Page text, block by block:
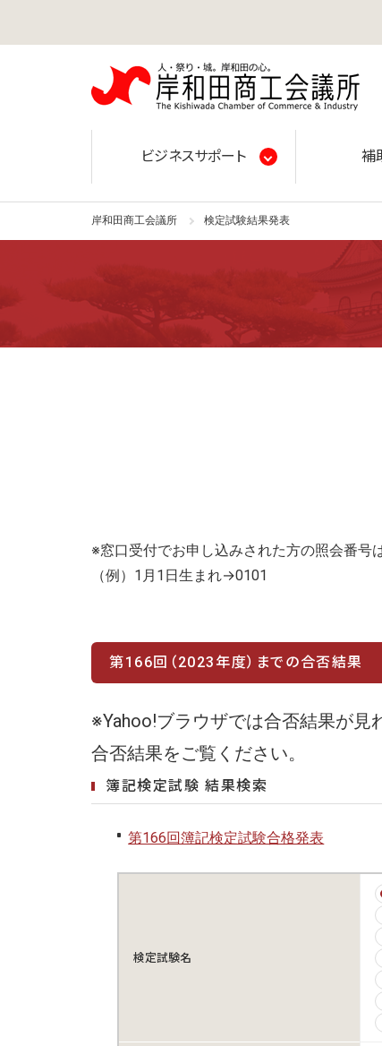
ビジネスサポート 補
岸和田商工会議所 検定試験結果発表
※窓口受付でお申し込みされた方の照会番号
（例）1月1日生まれ→0101
第166回（2023年度）までの合否結果
※Yahoo!ブラウザでは合否結果が見
合否結果をご覧ください。
簿記検定試験 結果検索
第166回簿記検定試験合格発表
検定試験名